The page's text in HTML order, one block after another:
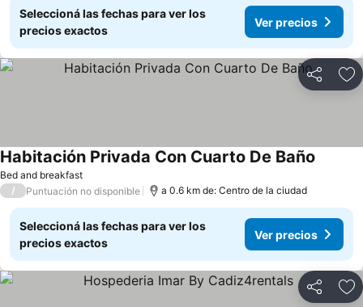
Seleccioná las fechas para ver los
precios exactos
Ver precios
Compartir
Bed and breakfast
Habitación Privada Con Cuarto De Baño
/ Puntuación no disponible a 0.6 km de: Centro de la ciudad
Seleccioná las fechas para ver los
precios exactos
Ver precios
Compartir